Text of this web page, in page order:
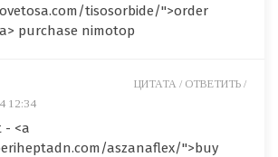
tisosorbide/">order
purchase nimotop
12:34
- <a
aszanaflex/">buy
ЦИТАТА / ОТВЕТИТЬ /